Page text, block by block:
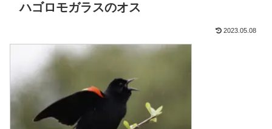
ハゴロモガラスのオス
2023.05.08